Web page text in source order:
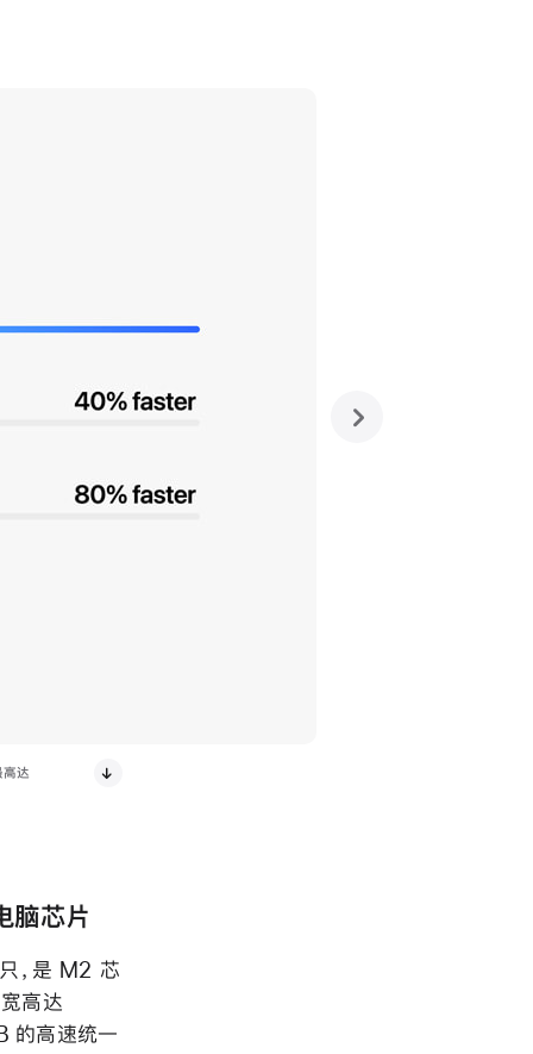
达
next
脑芯片
，是 M2 芯
高达
的高速统一